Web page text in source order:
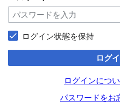
ログイン状態を保持
ログ
ログインにつ
パスワードをお